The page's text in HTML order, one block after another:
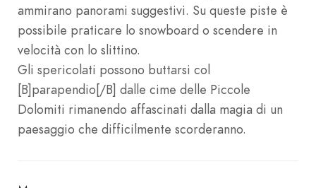
ammirano panorami suggestivi. Su queste piste è
possibile praticare lo snowboard o scendere in
velocità con lo slittino.
Gli spericolati possono buttarsi col
[B]parapendio[/B] dalle cime delle Piccole
Dolomiti rimanendo affascinati dalla magia di un
paesaggio che difficilmente scorderanno.